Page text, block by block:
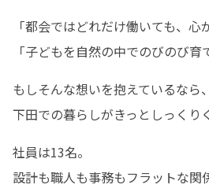
「都会ではどれだけ働いても、心
「子どもを自然の中でのびのび育
もしそんな想いを抱えているなら、
下田での暮らしがきっとしっくり
社員は13名。
設計も職人も事務もフラットな関